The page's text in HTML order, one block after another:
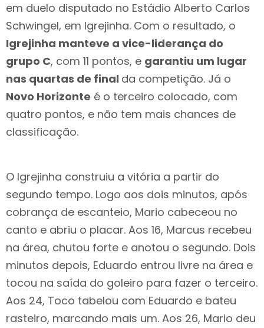
em duelo disputado no Estádio Alberto Carlos
Schwingel, em Igrejinha. Com o resultado, o
Igrejinha manteve a vice-liderança do
grupo C, com 11 pontos, e garantiu um lugar
nas quartas de final da competição. Já o
Novo Horizonte é o terceiro colocado, com
quatro pontos, e não tem mais chances de
classificação.
O Igrejinha construiu a vitória a partir do
segundo tempo. Logo aos dois minutos, após
cobrança de escanteio, Mario cabeceou no
canto e abriu o placar. Aos 16, Marcus recebeu
na área, chutou forte e anotou o segundo. Dois
minutos depois, Eduardo entrou livre na área e
tocou na saída do goleiro para fazer o terceiro.
Aos 24, Toco tabelou com Eduardo e bateu
rasteiro, marcando mais um. Aos 26, Mario deu